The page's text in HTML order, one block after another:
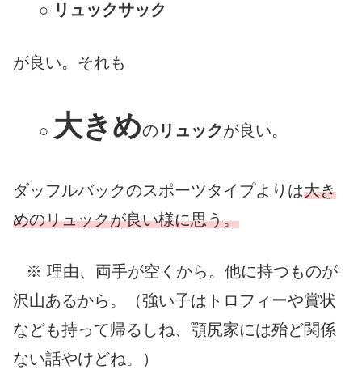
○ リュックサック
が良い。それも
○ 大きめの リュックが良い。
ダッフルバックのスポーツタイプよりは大き
めのリュックが良い様に思う。
※ 理由、両手が空くから。他に持つものが
沢山あるから。（強い子はトロフィーや賞状
なども持って帰るしね、顎尻家には殆ど関係
ない話やけどね。）